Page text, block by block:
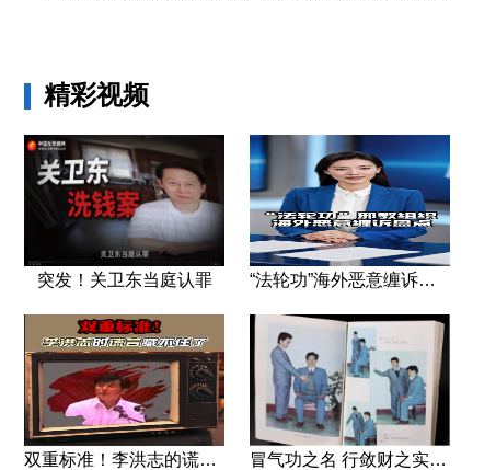
精彩视频
突发！关卫东当庭认罪 “法轮功”海外恶意缠诉盘点
双重标准！李洪志的谎言藏不住了 冒气功之名 行敛财之实 张宏堡义女“小倩”团伙覆灭记